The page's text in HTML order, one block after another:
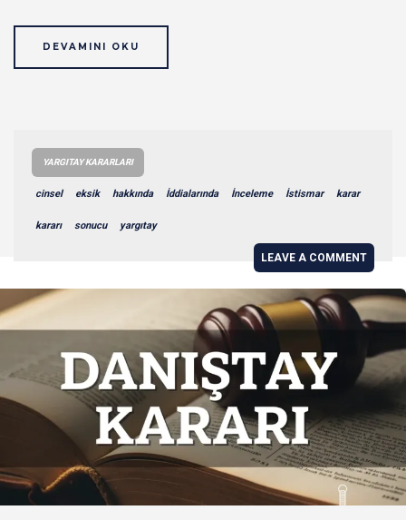
DEVAMINI OKU
YARGITAY KARARLARI
cinsel eksik hakkında İddialarında İnceleme İstismar karar
kararı sonucu yargıtay
LEAVE A COMMENT